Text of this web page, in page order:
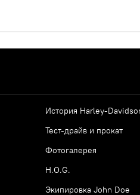
История Harley-
Тест-драйв и прокат
Фотогалерея
H.O.G.
Экипировка John Doe